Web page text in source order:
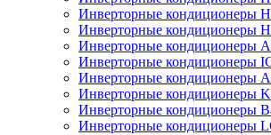
Инверторные кондиционеры
Инверторные кондиционеры
Инверторные кондиционеры
Инверторные кондиционеры
Инверторные кондиционеры
Инверторные кондиционеры
Инверторные кондиционеры
Инверторные кондиционеры